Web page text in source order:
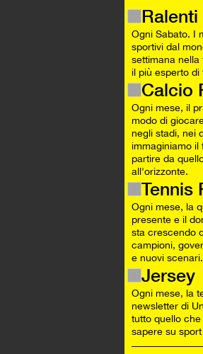
Ralenti
Ogni Sabato. I
sportivi dal
settimana nella
il più esperto di
Calcio
Ogni mese, il
modo di
negli stadi, nei
immaginiamo il
partire da
all'orizzonte.
Tennis
Ogni mese, la
presente e il
sta crescendo
campioni,
e nuovi scenari.
Jersey
Ogni mese, la
newsletter di
tutto quello
sapere su